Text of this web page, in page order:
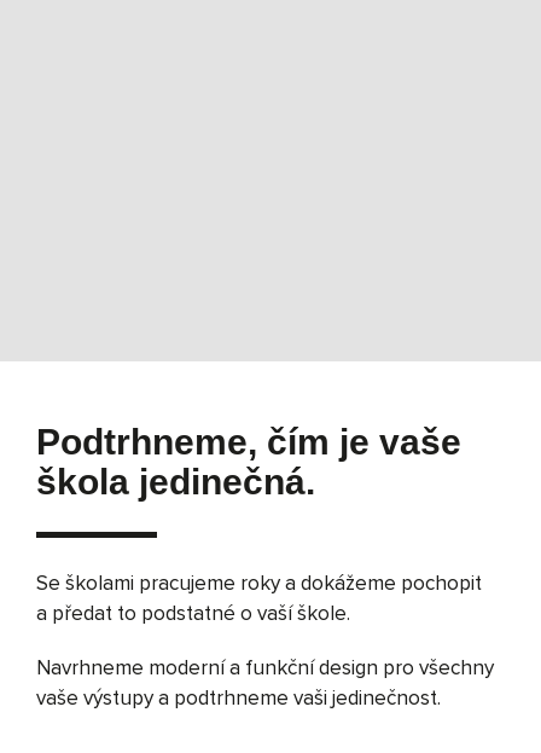
Podtrhneme, čím je vaše
škola jedinečná.
Se školami pracujeme roky a dokážeme pochopit
a předat to podstatné o vaší škole.
Navrhneme moderní a funkční design pro všechny
vaše výstupy a podtrhneme vaši jedinečnost.